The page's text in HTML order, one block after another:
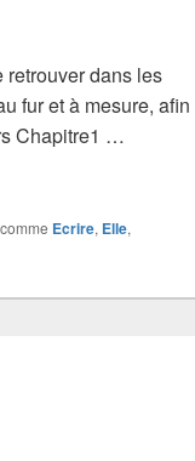
retrouver dans les
fur et à mesure, afin
Chapitre1 …
Ecrire, Elle,